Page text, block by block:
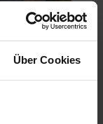
Über Cookies
und Bertl